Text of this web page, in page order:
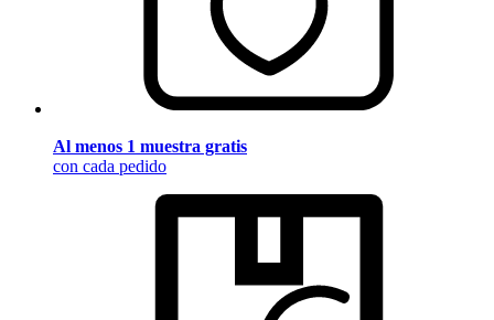
Al menos 1 muestra gratis
con cada pedido